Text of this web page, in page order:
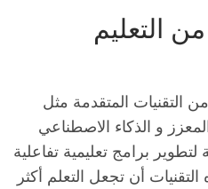
التعليم
التقنيات المتقدمة مثل
و الذكاء الاصطناعي
لتطوير برامج تعليمية تفاعلية
أن تجعل التعلم أكثر